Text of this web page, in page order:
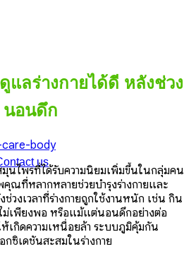
us
แลร่างกายได้ดี หลังช่วง
อนดึก
นไพรที่ได้รับความนิยมเพิ่มขึ้นในกลุ่มคน
ณที่หลากหลายช่วยบำรุงร่างกายและ
วงเวลาที่ร่างกายถูกใช้งานหนัก เช่น กิน
ม่เพียงพอ หรือแม้แต่นอนดึกอย่างต่อ
เกิดความเหนื่อยล้า ระบบภูมิคุ้มกัน
ซิเดชันสะสมในร่างกาย